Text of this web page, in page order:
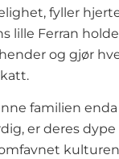
fyller
lille Ferran
og gjør
familien
er deres